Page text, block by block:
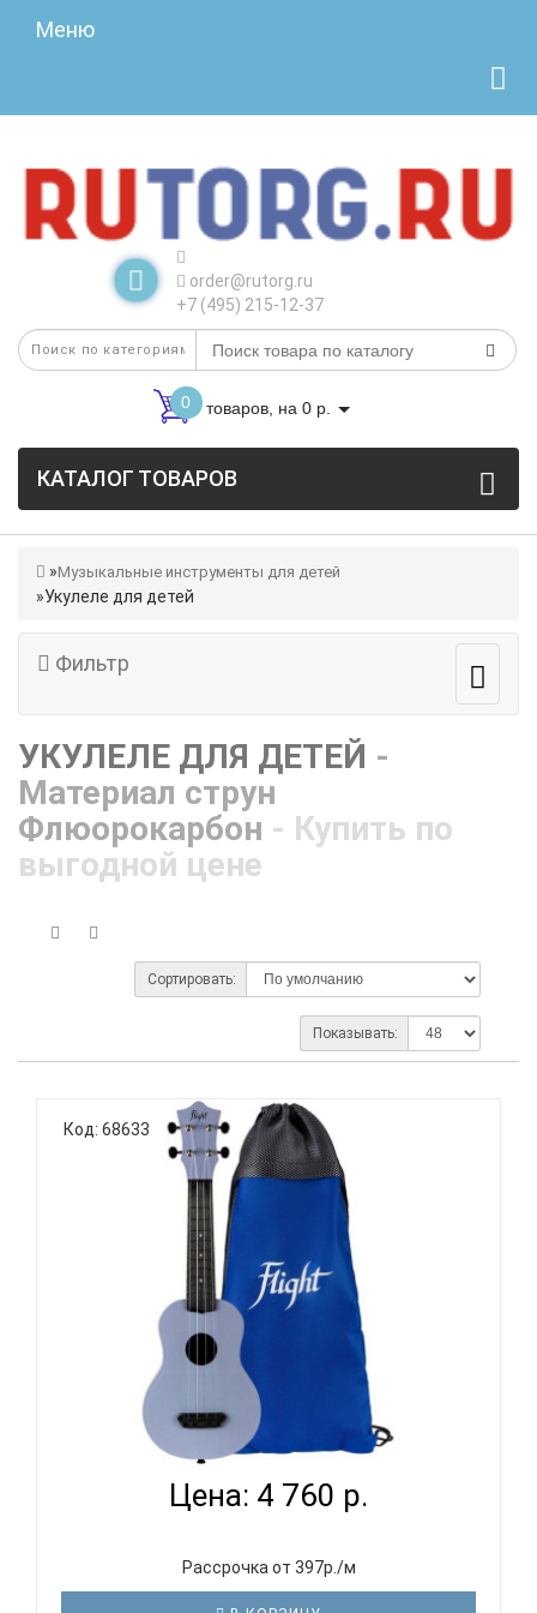
Меню
order@rutorg.ru
+7 (495) 215-12-37
0 товаров, на 0 р.
КАТАЛОГ ТОВАРОВ
Музыкальные инструменты для детей
Укулеле для детей
Фильтр
УКУЛЕЛЕ ДЛЯ ДЕТЕЙ -
Материал струн
Флюорокарбон - Купить по
выгодной цене
Сортировать:
Показывать:
Код: 68633
FLIGHT ULTRA S-35 FOG - УКУЛЕЛЕ СОПРАНО...
Цена: 4 760 р.
Рассрочка от 397р./м